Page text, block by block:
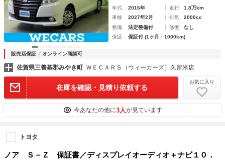
年式 2016年 走行
1.8万km
車検
2027年2月 排気
2000cc
整備
法定整備付 修復
なし
保証
保証付 (1ヶ月・1000km)
販売店保証 オンライン商談可
佐賀県三養基郡みやき町 ＷＥＣＡＲＳ（ウィーカーズ）久留米店
在庫を確認・見積り依頼する
お気に入り
今あなたの他に3人が見ています
トヨタ
ノア Ｓ－Ｚ 保証書／ディスプレイオーディオ＋ナビ１０．